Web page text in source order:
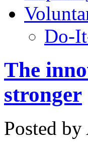
Do-
The
stronger
Posted by